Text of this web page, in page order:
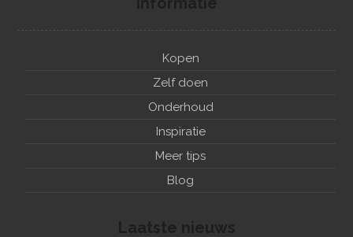
Kopen
Zelf doen
Onderhoud
Inspiratie
Meer tips
Blog